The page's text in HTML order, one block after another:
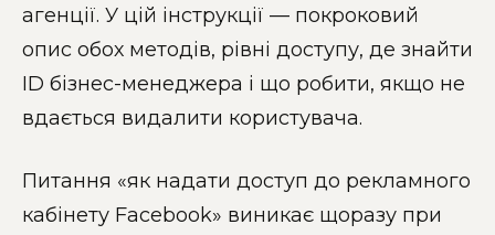
агенції. У цій інструкції — покроковий
опис обох методів, рівні доступу, де знайти
ID бізнес-менеджера і що робити, якщо не
вдається видалити користувача.
Питання «як надати доступ до рекламного
кабінету Facebook» виникає щоразу при